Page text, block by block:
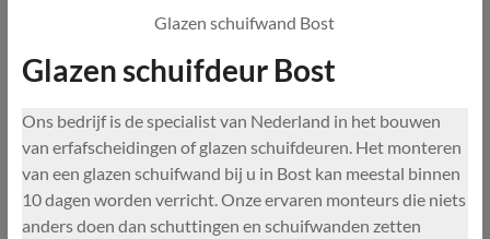
Glazen schuifwand Bost
Glazen schuifdeur Bost
Ons bedrijf is de specialist van Nederland in het bouwen
van erfafscheidingen of glazen schuifdeuren. Het monteren
van een glazen schuifwand bij u in Bost kan meestal binnen
10 dagen worden verricht. Onze ervaren monteurs die niets
anders doen dan schuttingen en schuifwanden zetten